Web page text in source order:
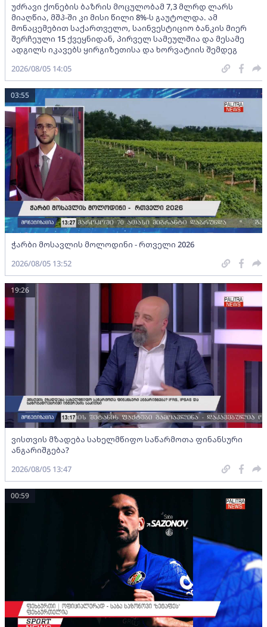
უძრავი ქონების ბაზრის მოცულობამ 7,3 მლრდ ლარს
მიაღწია, მშპ-ში კი მისი წილი 8%-ს გაუტოლდა. ამ
მონაცემებით საქართველო, საინვესტიციო ბანკის მიერ
შერჩეული 15 ქვეყნიდან, პირველ სამეულშია და მესამე
ადგილს იკავებს ყირგიზეთისა და ხორვატიის შემდეგ
2026/08/05 14:05
ჭარბი მოსავლის მოლოდინი - რთველი 2026
03:55
2026/08/05 13:52
ვისთვის მზადება სახელმწიფო საწარმოთა ფინანსური
ანგარიშგება?
19:26
2026/08/05 13:47
00:59